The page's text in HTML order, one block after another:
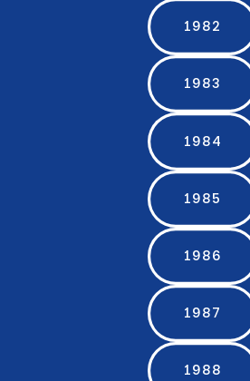
1982
1983
1984
1985
1986
1987
1988